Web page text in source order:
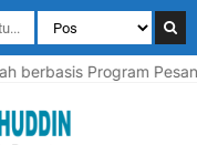
Program